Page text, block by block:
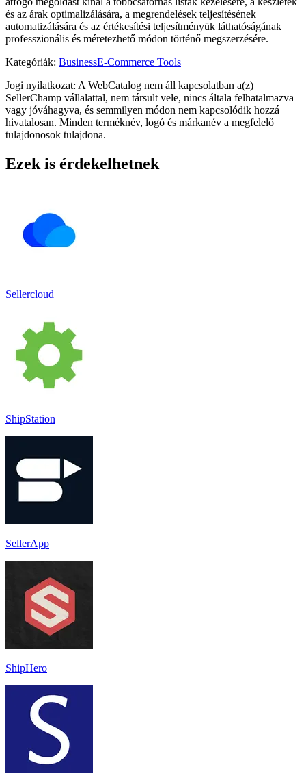
és az árak optimalizálására, a megrendelések teljesítésének
automatizálására és az értékesítési teljesítményük láthatóságának
professzionális és méretezhető módon történő megszerzésére.
Kategóriák: BusinessE-Commerce Tools
Jogi nyilatkozat: A WebCatalog nem áll kapcsolatban a(z)
SellerChamp vállalattal, nem társult vele, nincs általa felhatalmazva
vagy jóváhagyva, és semmilyen módon nem kapcsolódik hozzá
hivatalosan. Minden terméknév, logó és márkanév a megfelelő
tulajdonosok tulajdona.
Ezek is érdekelhetnek
Sellercloud
ShipStation
SellerApp
ShipHero